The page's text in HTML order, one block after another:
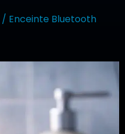
/ Enceinte Bluetooth